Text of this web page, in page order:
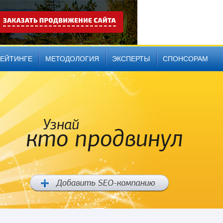
МЕТОДОЛОГИЯ ЭКСПЕРТЫ СПОНСОРАМ